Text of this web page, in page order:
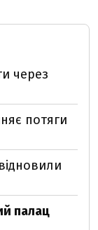
через
потяги
палац